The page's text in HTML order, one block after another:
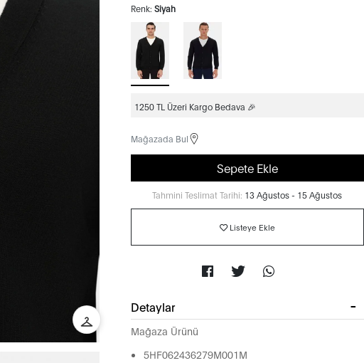
Renk: Siyah
1250 TL Üzeri Kargo Bedava 🎉
Mağazada Bul
Sepete Ekle
Tahmini Teslimat Tarihi: 13 Ağustos - 15 Ağustos
Listeye Ekle
Detaylar
Mağaza Ürünü
5HF062436279M001M